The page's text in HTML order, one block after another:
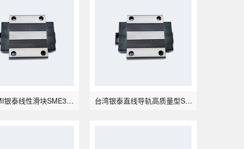
台湾PMI银泰线性滑块SME30LSB-高精密型 台湾银泰直线导轨高质量型SME35SB